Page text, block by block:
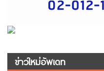
ข่าวใหม่อัพเดท